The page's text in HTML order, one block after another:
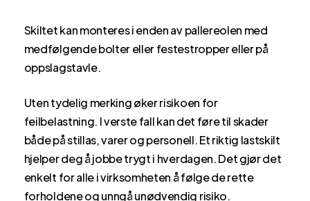
Skiltet kan monteres i enden av pallereolen med
medfølgende bolter eller festestropper eller på
oppslagstavle.
Uten tydelig merking øker risikoen for
feilbelastning. I verste fall kan det føre til skader
både på stillas, varer og personell. Et riktig lastskilt
hjelper deg å jobbe trygt i hverdagen. Det gjør det
enkelt for alle i virksomheten å følge de rette
forholdene og unngå unødvendig risiko.